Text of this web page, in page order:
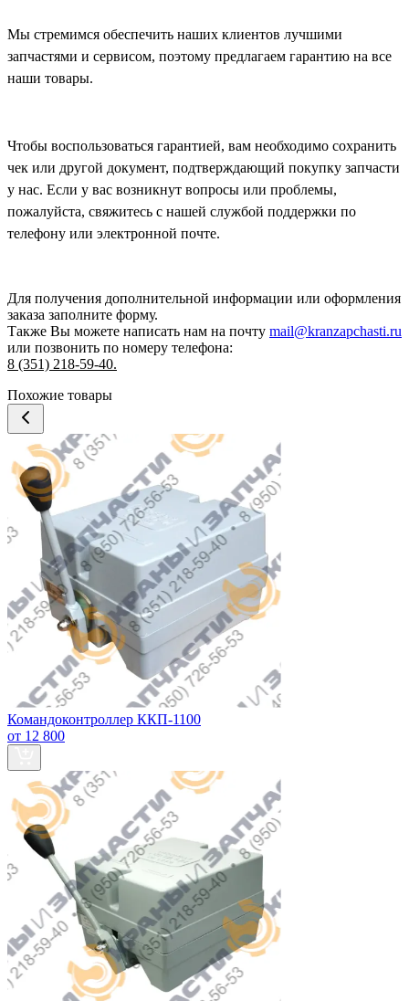
Мы стремимся обеспечить наших клиентов лучшими
запчастями и сервисом, поэтому предлагаем гарантию на все
наши товары.
Чтобы воспользоваться гарантией, вам необходимо сохранить
чек или другой документ, подтверждающий покупку запчасти
у нас. Если у вас возникнут вопросы или проблемы,
пожалуйста, свяжитесь с нашей службой поддержки по
телефону или электронной почте.
Для получения дополнительной информации или оформления
заказа заполните форму.
Также Вы можете написать нам на почту mail@kranzapchasti.ru
или позвонить по номеру телефона:
8 (351) 218-59-40.
Похожие товары
Командоконтроллер ККП-1100
от 12 800